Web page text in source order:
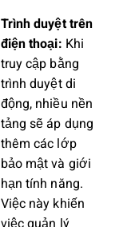
Trình duyệt trên
điện thoại: Khi
truy cập bằng
trình duyệt di
động, nhiều nền
tảng sẽ áp dụng
thêm các lớp
bảo mật và giới
hạn tính năng.
Việc này khiến